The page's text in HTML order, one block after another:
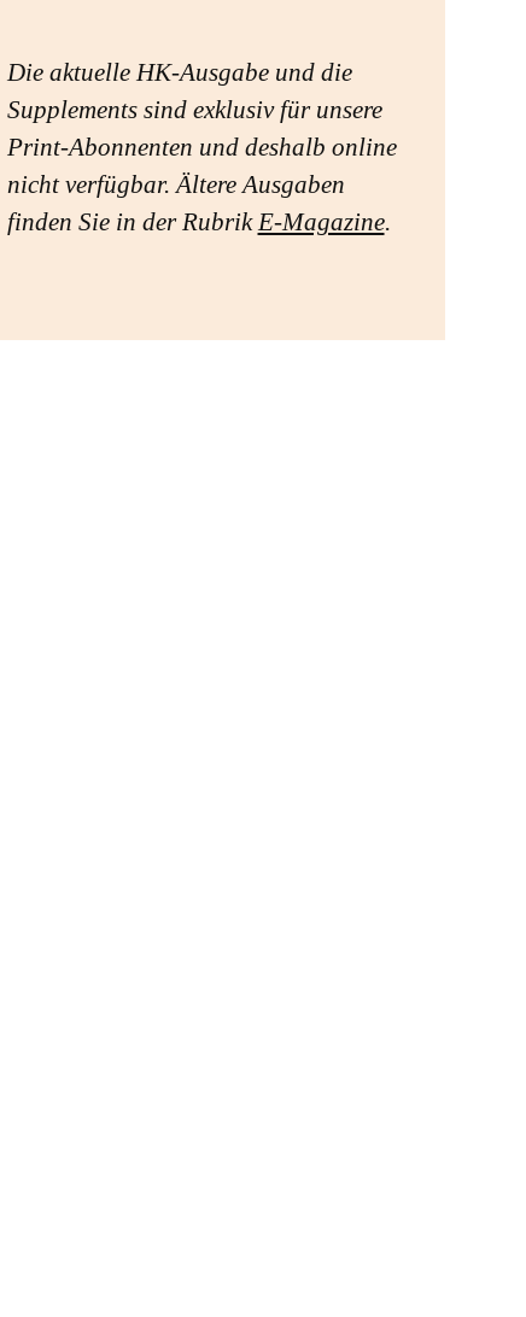
Die aktuelle HK-Ausgabe und die
Supplements sind exklusiv für unsere
Print-Abonnenten und deshalb online
nicht verfügbar. Ältere Ausgaben
finden Sie in der RubrikE-Magazine.